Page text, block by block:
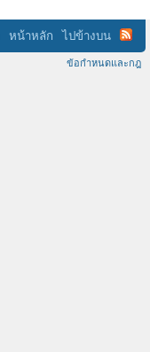
หน้าหลัก ไปข้างบน
ข้อกำหนดและกฎ